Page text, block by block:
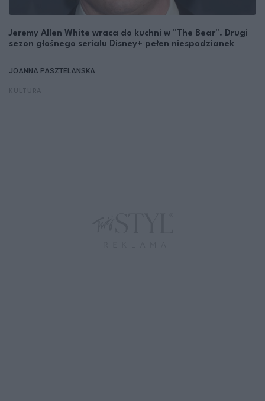
Jeremy Allen White wraca do kuchni w "The Bear". Drugi
sezon głośnego serialu Disney+ pełen niespodzianek
JOANNA PASZTELANSKA